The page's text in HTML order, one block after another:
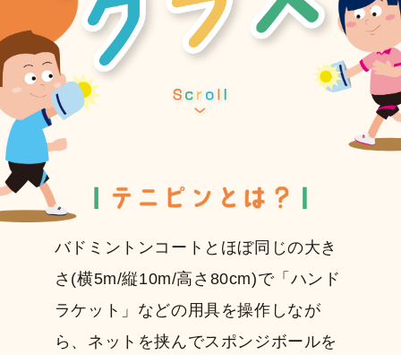
バドミントンコートとほぼ同じの大き
さ(横5m/縦10m/高さ80cm)で「ハンド
ラケット」などの用具を操作しなが
ら、 ネットを挟んでスポンジボールを